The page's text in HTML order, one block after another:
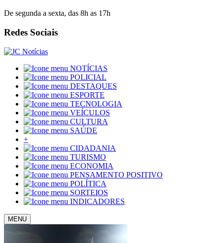
De segunda a sexta, das 8h as 17h
Redes Sociais
NOTÍCIAS
POLICIAL
DESTAQUES
ESPORTE
TECNOLOGIA
VEÍCULOS
CULTURA
SAÚDE
+
CIDADANIA
TURISMO
ECONOMIA
PENSAMENTO POSITIVO
POLÍTICA
SORTEIOS
INDICADORES
MENU